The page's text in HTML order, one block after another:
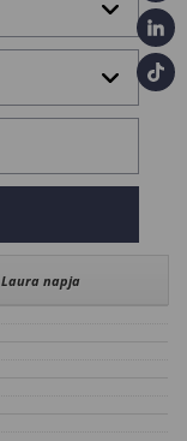
Laura napja